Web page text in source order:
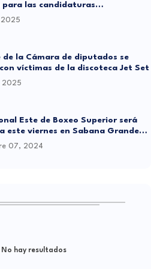
para las candidaturas
de la Cámara de diputados se
víctimas de la discoteca Jet Set
2025
Este de Boxeo Superior será
este viernes en Sabana Grande
07, 2024
hay resultados